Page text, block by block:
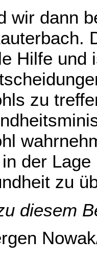
wir dann
Hilfe und
zu
der
zu
diesem